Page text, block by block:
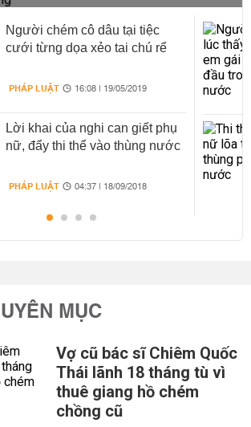
Người chém cô dâu tại tiệc
cưới từng dọa xẻo tai chú rể
PHÁP LUẬT 16:08 | 19/05/2019
Lời khai của nghi can giết phụ
nữ, đẩy thi thể vào thùng nước
PHÁP LUẬT 04:37 | 18/09/2018
MỤC
Vợ cũ bác sĩ Chiêm Quốc
Thái lãnh 18 tháng tù vì
thuê giang hồ chém
chồng cũ